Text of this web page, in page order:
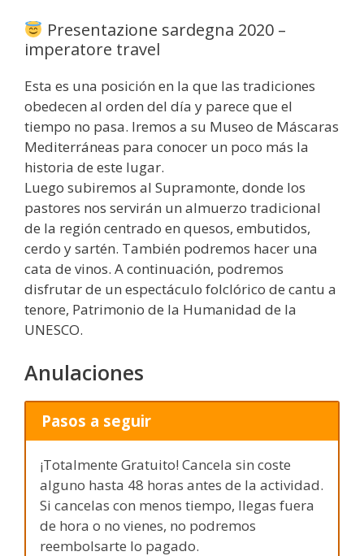
Presentazione sardegna 2020 –
imperatore travel
Esta es una posición en la que las tradiciones
obedecen al orden del día y parece que el
tiempo no pasa. Iremos a su Museo de Máscaras
Mediterráneas para conocer un poco más la
historia de este lugar.
Luego subiremos al Supramonte, donde los
pastores nos servirán un almuerzo tradicional
de la región centrado en quesos, embutidos,
cerdo y sartén. También podremos hacer una
cata de vinos. A continuación, podremos
disfrutar de un espectáculo folclórico de cantu a
tenore, Patrimonio de la Humanidad de la
UNESCO.
Anulaciones
Pasos a seguir
¡Totalmente Gratuito! Cancela sin coste
alguno hasta 48 horas antes de la actividad.
Si cancelas con menos tiempo, llegas fuera
de hora o no vienes, no podremos
reembolsarte lo pagado.